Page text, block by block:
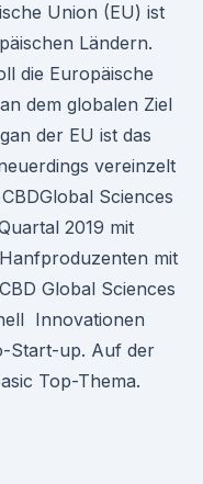
Union (EU) ist
Ländern.
die Europäische
dem globalen Ziel
der EU ist das
vereinzelt
Sciences
2019 mit
mit
Global Sciences
Innovationen
Start-up. Auf der
Top-Thema.